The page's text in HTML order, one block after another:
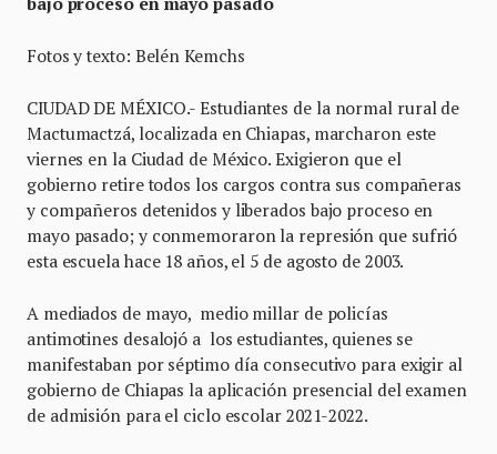
Fotos y texto: Belén Kemchs
CIUDAD DE MÉXICO.- Estudiantes de la normal rural de
Mactumactzá, localizada en Chiapas, marcharon este
viernes en la Ciudad de México. Exigieron que el
gobierno retire todos los cargos contra sus compañeras
y compañeros detenidos y liberados bajo proceso en
mayo pasado; y conmemoraron la represión que sufrió
esta escuela hace 18 años, el 5 de agosto de 2003.
A mediados de mayo, medio millar de policías
antimotines desalojó a los estudiantes, quienes se
manifestaban por séptimo día consecutivo para exigir al
gobierno de Chiapas la aplicación presencial del examen
de admisión para el ciclo escolar 2021-2022.